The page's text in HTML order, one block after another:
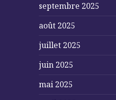
septembre 2025
août 2025
juillet 2025
juin 2025
mai 2025